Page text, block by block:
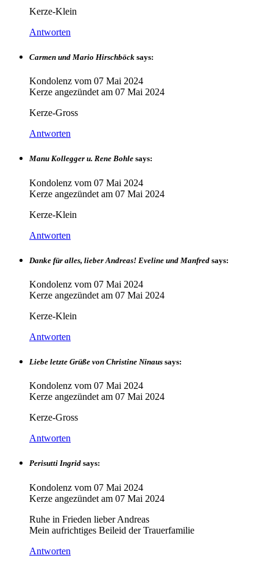
Kerze-Klein
Antworten
Carmen und Mario Hirschböck says:
Kondolenz vom 07 Mai 2024
Kerze angezündet am 07 Mai 2024
Kerze-Gross
Antworten
Manu Kollegger u. Rene Bohle says:
Kondolenz vom 07 Mai 2024
Kerze angezündet am 07 Mai 2024
Kerze-Klein
Antworten
Danke für alles, lieber Andreas! Eveline und Manfred says:
Kondolenz vom 07 Mai 2024
Kerze angezündet am 07 Mai 2024
Kerze-Klein
Antworten
Liebe letzte Grüße von Christine Ninaus says:
Kondolenz vom 07 Mai 2024
Kerze angezündet am 07 Mai 2024
Kerze-Gross
Antworten
Perisutti Ingrid says:
Kondolenz vom 07 Mai 2024
Kerze angezündet am 07 Mai 2024
Ruhe in Frieden lieber Andreas
Mein aufrichtiges Beileid der Trauerfamilie
Antworten